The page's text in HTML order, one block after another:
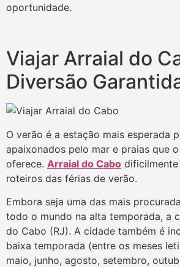
oportunidade.
Viajar Arraial do
Diversão
O verão é a estação mais esperada
apaixonados pelo mar e praias que o
oferece. Arraial do Cabo
roteiros das férias de verão.
Embora seja uma das mais
todo o mundo na alta temporada, a
do Cabo (RJ). A cidade também é
baixa temporada (entre os meses
maio, junho, agosto, setembro,